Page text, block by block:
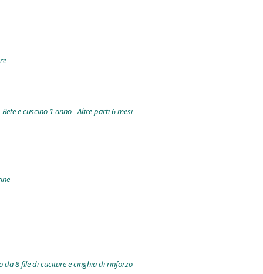
e cuscino 1 anno - Altre parti 6 mesi
da 8 file di cuciture e cinghia di rinforzo